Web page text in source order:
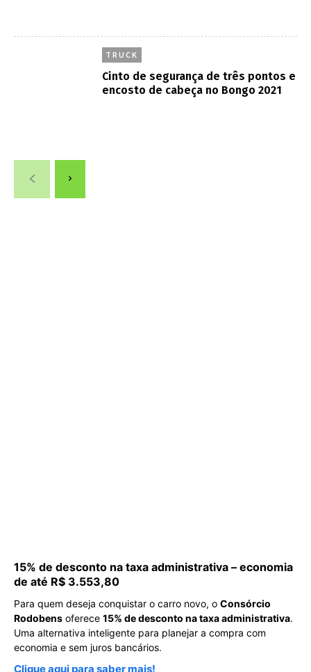
TRUCK
Cinto de segurança de três pontos e
encosto de cabeça no Bongo 2021
15% de desconto na taxa administrativa – economia
de até R$ 3.553,80
Para quem deseja conquistar o carro novo, o Consórcio
Rodobens oferece 15% de desconto na taxa administrativa.
Uma alternativa inteligente para planejar a compra com
economia e sem juros bancários.
Clique aqui para saber mais!